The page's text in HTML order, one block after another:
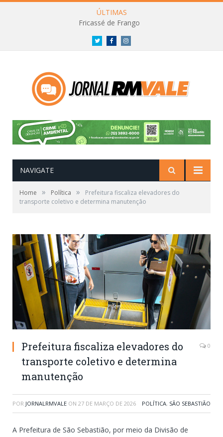
ÚLTIMAS
Fricassé de Frango
TwitterFacebookInstagram
NAVIGATE
Home » Política »
Prefeitura fiscaliza elevadores do
transporte coletivo e determina manutenção
Prefeitura fiscaliza elevadores do
transporte coletivo e determina
manutenção
0
POR JORNALRMVALE ON 27 DE MARÇO DE 2026 POLÍTICA, SÃO SEBASTIÃO
A Prefeitura de São Sebastião, por meio da Divisão de